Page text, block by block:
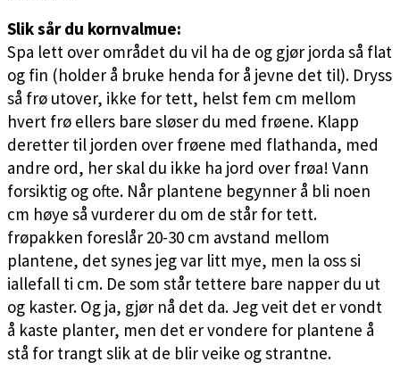
Slik sår du kornvalmue:
Spa lett over området du vil ha de og gjør jorda så flat
og fin (holder å bruke henda for å jevne det til). Dryss
så frø utover, ikke for tett, helst fem cm mellom
hvert frø ellers bare sløser du med frøene. Klapp
deretter til jorden over frøene med flathanda, med
andre ord, her skal du ikke ha jord over frøa! Vann
forsiktig og ofte. Når plantene begynner å bli noen
cm høye så vurderer du om de står for tett.
frøpakken foreslår 20-30 cm avstand mellom
plantene, det synes jeg var litt mye, men la oss si
iallefall ti cm. De som står tettere bare napper du ut
og kaster. Og ja, gjør nå det da. Jeg veit det er vondt
å kaste planter, men det er vondere for plantene å
stå for trangt slik at de blir veike og strantne.